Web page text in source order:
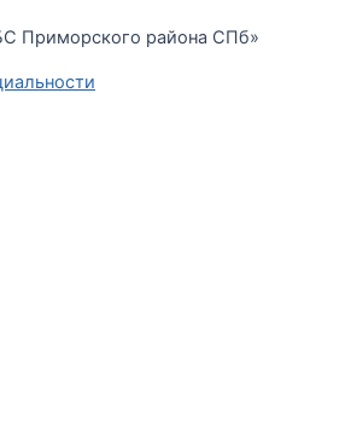
Приморского района СПб»